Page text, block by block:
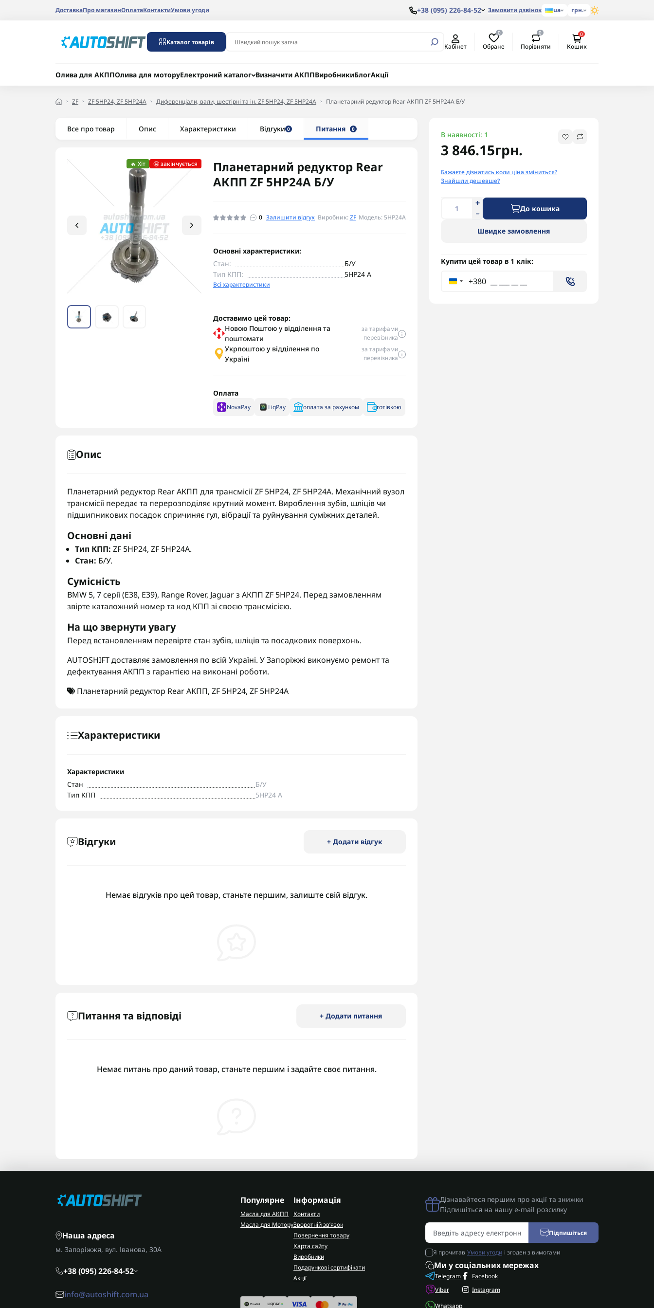
ДоставкаПро магазинОплатаКонтактиУмови угоди +38 (095) 226-84-52 Замовити дзвінок ua грн.
Каталог товарів
Кабінет
0
Обране
0
Порівняти
0
Кошик
Олива для АКППОлива для моторуЕлектроний каталог Визначити АКППВиробникиБлогАкції
ZF ZF 5HP24, ZF 5HP24A Диференціали, вали, шестірні та ін. ZF 5HP24, ZF 5HP24A Планетарний редуктор Rear АКПП ZF 5HP24A Б/У
Все про товар Опис Характеристики Відгуки 0 Питання 0
🔥 Хіт 😬 закінчується
Планетарний редуктор Rear
АКПП ZF 5HP24A Б/У
0 Залишити відгук Виробник:ZF Модель: 5HP24A
В наявності: 1
3 846.15грн.
Бажаєте дізнатись коли ціна зміниться?
Знайшли дешевше?
До кошика
Швидке замовлення
Купити цей товар в 1 клік:
+380
Основні характеристики:
Стан:
Б/У
Тип КПП:
5HP24 A
Всі характеристики
Доставимо цей товар:
Новою Поштою у відділення та
поштомати
за тарифами
перевізника
Укрпоштою у відділення по
Україні
за тарифами
перевізника
Оплата
NovaPay LiqPay оплата за рахунком готівкою
Опис
Планетарний редуктор Rear АКПП для трансмісії ZF 5HP24, ZF 5HP24A. Механічний вузол
трансмісії передає та перерозподіляє крутний момент. Вироблення зубів, шліців чи
підшипникових посадок спричиняє гул, вібрації та руйнування суміжних деталей.
Основні дані
Тип КПП: ZF 5HP24, ZF 5HP24A.
Стан: Б/У.
Сумісність
BMW 5, 7 серії (E38, E39), Range Rover, Jaguar з АКПП ZF 5HP24. Перед замовленням
звірте каталожний номер та код КПП зі своєю трансмісією.
На що звернути увагу
Перед встановленням перевірте стан зубів, шліців та посадкових поверхонь.
AUTOSHIFT доставляє замовлення по всій Україні. У Запоріжжі виконуємо ремонт та
дефектування АКПП з гарантією на виконані роботи.
Планетарний редуктор Rear АКПП, ZF 5HP24, ZF 5HP24A
Характеристики
Характеристики
Стан
Б/У
Тип КПП
5HP24 A
Відгуки + Додати відгук
Немає відгуків про цей товар, станьте першим, залиште свій відгук.
Питання та відповіді + Додати питання
Немає питань про даний товар, станьте першим і задайте своє питання.
Наша адреса
м. Запоріжжя, вул. Іванова, 30А
+38 (095) 226-84-52
info@autoshift.com.ua
Популярне
Масла для АКПП
Масла для Мотору
Інформація
Контакти
Зворотній зв’язок
Повернення товару
Карта сайту
Виробники
Подарункові сертифікати
Акції
Ми у соціальних мережах
Telegram
Viber
Whatsapp
Facebook
Instagram
Дізнавайтеся першим про акції та знижки
Підпишіться на нашу e-mail розсилку
Підпишіться
Я прочитав Умови угоди і згоден з вимогами